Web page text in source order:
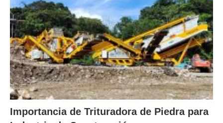
Importancia de Trituradora de Piedra para